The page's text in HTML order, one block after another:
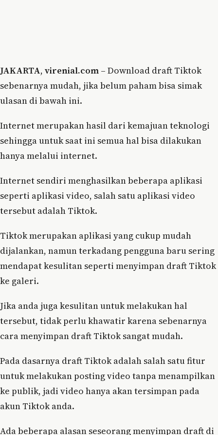
JAKARTA, virenial.com – Download draft Tiktok
sebenarnya mudah, jika belum paham bisa simak
ulasan di bawah ini.
Internet merupakan hasil dari kemajuan teknologi
sehingga untuk saat ini semua hal bisa dilakukan
hanya melalui internet.
Internet sendiri menghasilkan beberapa aplikasi
seperti aplikasi video, salah satu aplikasi video
tersebut adalah Tiktok.
Tiktok merupakan aplikasi yang cukup mudah
dijalankan, namun terkadang pengguna baru sering
mendapat kesulitan seperti menyimpan draft Tiktok
ke galeri.
Jika anda juga kesulitan untuk melakukan hal
tersebut, tidak perlu khawatir karena sebenarnya
cara menyimpan draft Tiktok sangat mudah.
Pada dasarnya draft Tiktok adalah salah satu fitur
untuk melakukan posting video tanpa menampilkan
ke publik, jadi video hanya akan tersimpan pada
akun Tiktok anda.
Ada beberapa alasan seseorang menyimpan draft di